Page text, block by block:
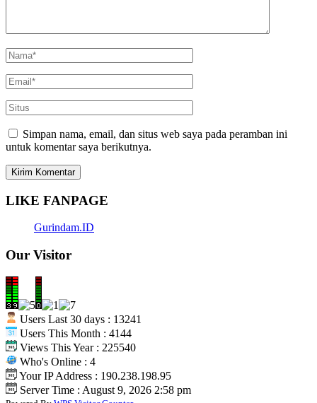
Simpan nama, email, dan situs web saya pada peramban ini
untuk komentar saya berikutnya.
LIKE FANPAGE
Gurindam.ID
Our Visitor
Users Last 30 days : 13241
Users This Month : 4144
Views This Year : 225540
Who's Online : 4
Your IP Address : 190.238.198.95
Server Time : August 9, 2026 2:58 pm